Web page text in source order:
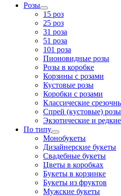
Розы
15 роз
25 роз
31 роза
51 роза
101 роза
Пионовидные розы
Розы в коробке
Корзины с розами
Кустовые розы
Коробки с розами
Классические
Спрей (кустовые) розы
Экзотические и
По типу
Монобукеты
Дизайнерские букеты
Свадебные букеты
Цветы в коробках
Букеты в корзинке
Букеты из фруктов
Мужские букеты